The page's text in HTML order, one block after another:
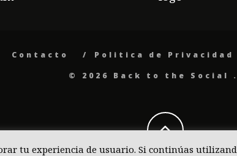
Contacto Politica de Privacidad
© 2026 Back to the Social
tu experiencia de usuario. Si continúas